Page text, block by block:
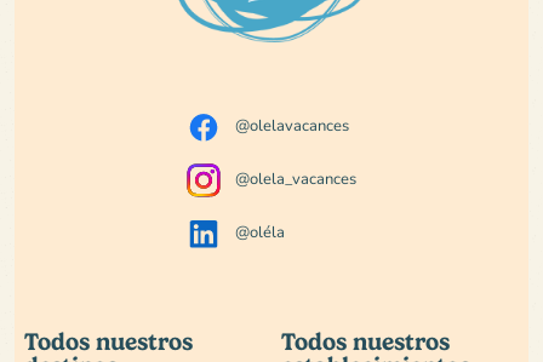
@olelavacances
@olela_vacances
@oléla
Todos nuestros
Todos nuestros